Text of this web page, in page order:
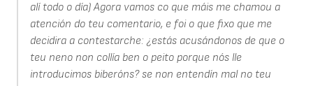
alí todo o día) Agora vamos co que máis me chamou a
atención do teu comentario, e foi o que fixo que me
decidira a contestarche: ¿estás acusándonos de que o
teu neno non collía ben o peito porque nós lle
introducimos biberóns? se non entendín mal no teu